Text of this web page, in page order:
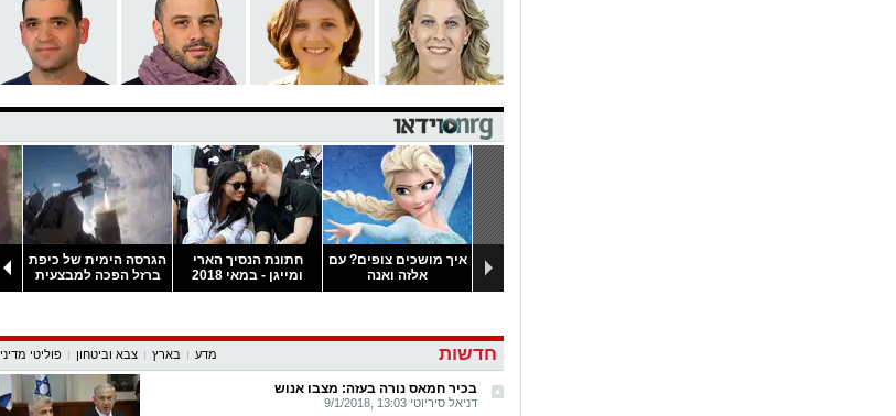
איך מושכים צופים? עם
אלזה ואנה
חתונת הנסיך הארי
ומייגן - במאי 2018
הגרסה הימית של כיפת
ברזל הפכה למבצעית
מדע בארץ צבא וביטחון פוליטי מדיני חדשות
בכיר חמאס נורה בעזה: מצבו אנוש
דניאל סיריוטי 13:03 ,9/1/2018